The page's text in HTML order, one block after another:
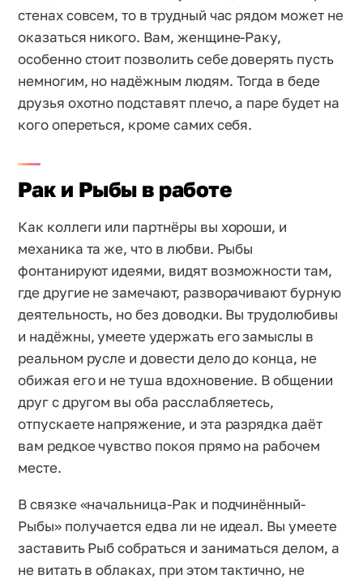
стенах совсем, то в трудный час рядом может не
оказаться никого. Вам, женщине-Раку,
особенно стоит позволить себе доверять пусть
немногим, но надёжным людям. Тогда в беде
друзья охотно подставят плечо, а паре будет на
кого опереться, кроме самих себя.
Рак и Рыбы в работе
Как коллеги или партнёры вы хороши, и
механика та же, что в любви. Рыбы
фонтанируют идеями, видят возможности там,
где другие не замечают, разворачивают бурную
деятельность, но без доводки. Вы трудолюбивы
и надёжны, умеете удержать его замыслы в
реальном русле и довести дело до конца, не
обижая его и не туша вдохновение. В общении
друг с другом вы оба расслабляетесь,
отпускаете напряжение, и эта разрядка даёт
вам редкое чувство покоя прямо на рабочем
месте.
В связке «начальница-Рак и подчинённый-
Рыбы» получается едва ли не идеал. Вы умеете
заставить Рыб собраться и заниматься делом, а
не витать в облаках, при этом тактично, не